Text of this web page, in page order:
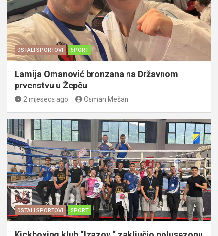
OSTALI SPORTOVI SPORT
Lamija Omanović bronzana na Državnom
prvenstvu u Žepču
2 mjeseca ago Osman Mešan
OSTALI SPORTOVI SPORT